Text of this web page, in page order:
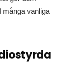
många vanliga